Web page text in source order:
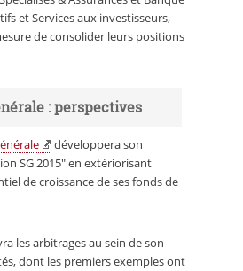
et Services aux investisseurs,
de consolider leurs positions
: perspectives
développera son
SG 2015" en extériorisant
de croissance de ses fonds de
les arbitrages au sein de son
dont les premiers exemples ont